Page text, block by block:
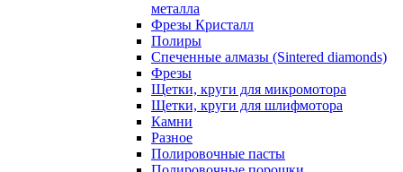
металла
Фрезы Кристалл
Полиры
Спеченные алмазы (Sintered diamonds)
Фрезы
Щетки, круги для микромотора
Щетки, круги для шлифмотора
Камни
Разное
Полировочные пасты